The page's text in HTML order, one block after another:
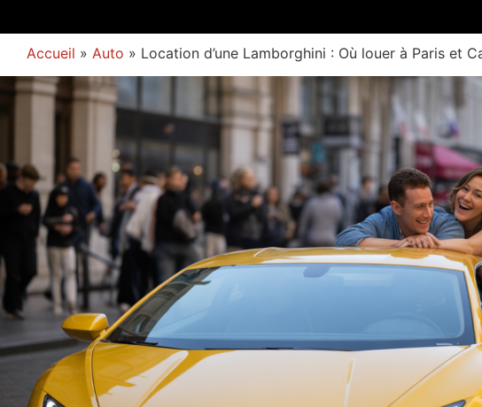
Accueil » Auto » Location d’une Lamborghini : Où louer à Paris et